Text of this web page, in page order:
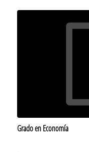
Grado en Economía